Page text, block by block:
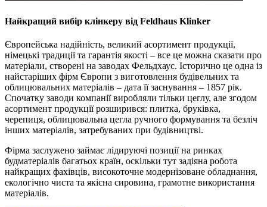
Найкращий вибір клінкеру від Feldhaus Klinker
Європейська надійність, великий асортимент продукції,
німецькі традиції та гарантія якості – все це можна сказати про
матеріали, створені на заводах Фельдхаус. Історично це одна із
найстаріших фірм Європи з виготовлення будівельних та
облицювальних матеріалів – дата її заснування – 1857 рік.
Спочатку заводи компанії виробляли тільки цеглу, але згодом
асортимент продукції розширився: плитка, бруківка,
черепиця, облицювальна цегла ручного формування та безліч
інших матеріалів, затребуваних при будівництві.
Фірма заслужено займає лідируючі позиції на ринках
будматеріалів багатьох країн, оскільки тут задіяна робота
найкращих фахівців, високоточне модернізоване обладнання,
екологічно чиста та якісна сировина, грамотне використання
матеріалів.